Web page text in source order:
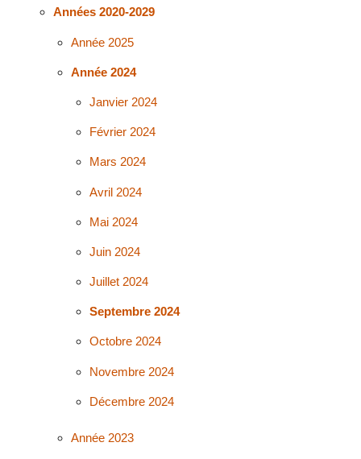
Années 2020-2029
Année 2025
Année 2024
Janvier 2024
Février 2024
Mars 2024
Avril 2024
Mai 2024
Juin 2024
Juillet 2024
Septembre 2024
Octobre 2024
Novembre 2024
Décembre 2024
Année 2023